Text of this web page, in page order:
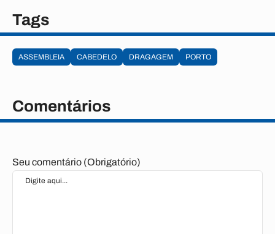
Tags
ASSEMBLEIA CABEDELO DRAGAGEM PORTO
Comentários
Seu comentário (Obrigatório)